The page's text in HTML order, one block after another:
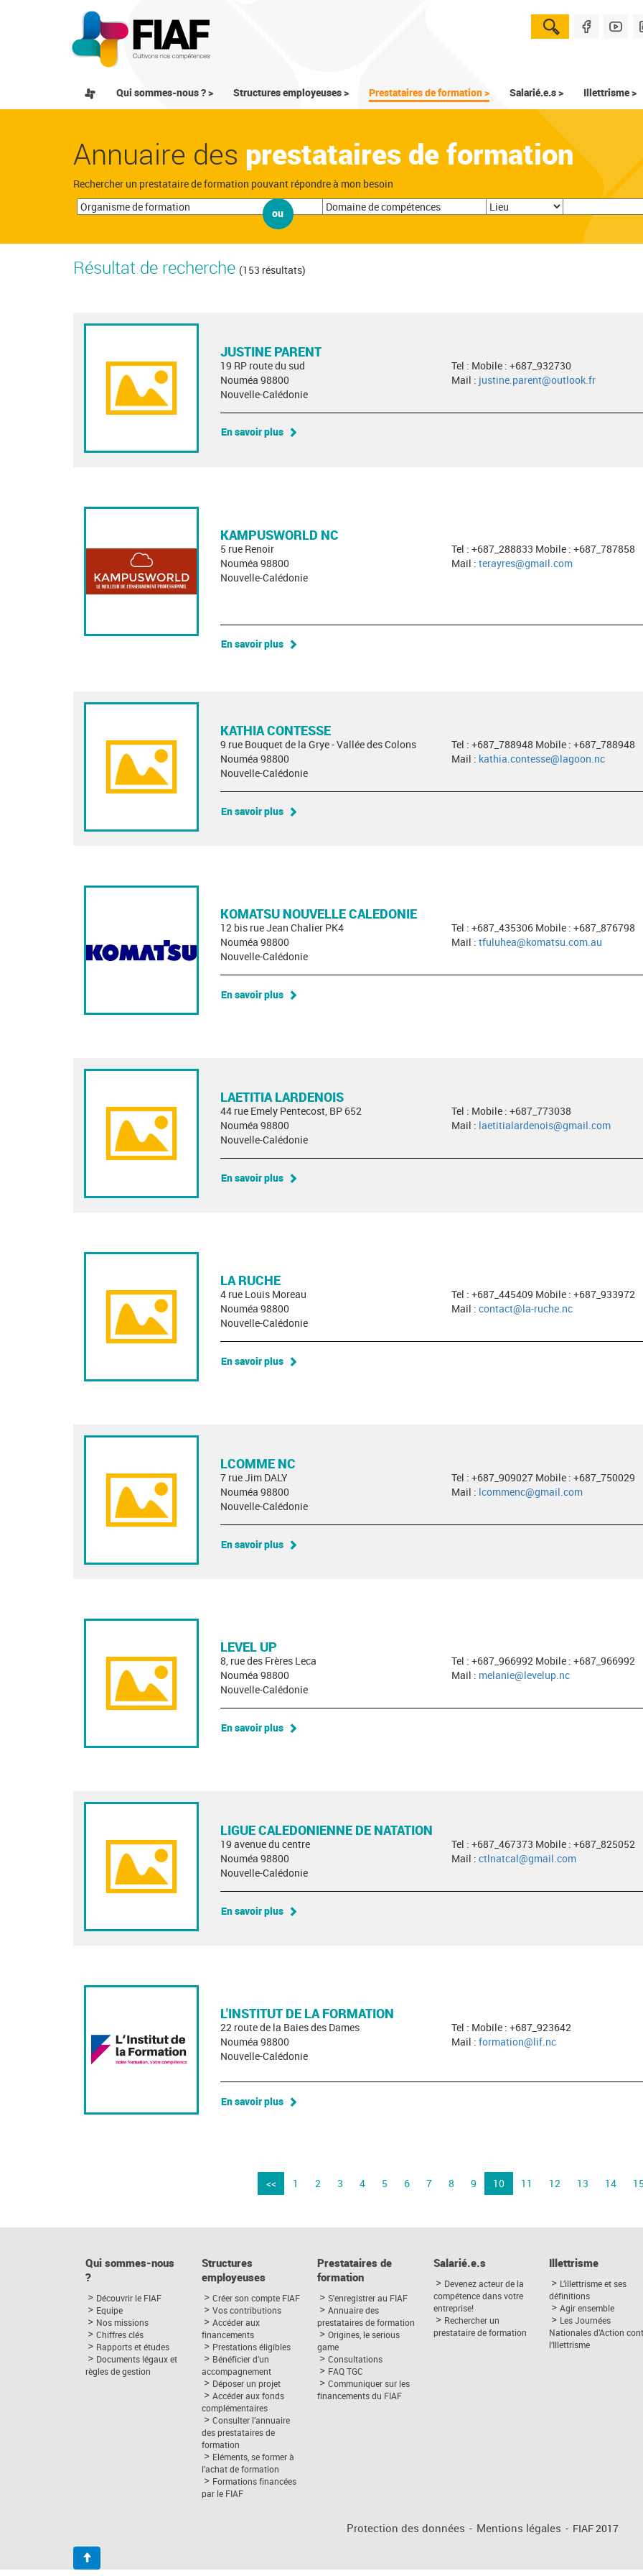
Qui sommes-nous ? > Structures employeuses > Prestataires de formation > Salarié.e.s > Illettrisme >
Annuaire des prestataires de formation
Rechercher un prestataire de formation pouvant répondre à mon besoin
ou
Résultat de recherche (153 résultats)
JUSTINE PARENT
19 RP route du sud
Nouméa 98800
Nouvelle-Calédonie
Tel : Mobile : +687_932730
Mail : justine.parent@outlook.fr
En savoir plus
KAMPUSWORLD NC
5 rue Renoir
Nouméa 98800
Nouvelle-Calédonie
Tel : +687_288833 Mobile : +687_787858
Mail : terayres@gmail.com
En savoir plus
KATHIA CONTESSE
9 rue Bouquet de la Grye - Vallée des Colons
Nouméa 98800
Nouvelle-Calédonie
Tel : +687_788948 Mobile : +687_788948
Mail : kathia.contesse@lagoon.nc
En savoir plus
KOMATSU NOUVELLE CALEDONIE
12 bis rue Jean Chalier PK4
Nouméa 98800
Nouvelle-Calédonie
Tel : +687_435306 Mobile : +687_876798
Mail : tfuluhea@komatsu.com.au
En savoir plus
LAETITIA LARDENOIS
44 rue Emely Pentecost, BP 652
Nouméa 98800
Nouvelle-Calédonie
Tel : Mobile : +687_773038
Mail : laetitialardenois@gmail.com
En savoir plus
LA RUCHE
4 rue Louis Moreau
Nouméa 98800
Nouvelle-Calédonie
Tel : +687_445409 Mobile : +687_933972
Mail : contact@la-ruche.nc
En savoir plus
LCOMME NC
7 rue Jim DALY
Nouméa 98800
Nouvelle-Calédonie
Tel : +687_909027 Mobile : +687_750029
Mail : lcommenc@gmail.com
En savoir plus
LEVEL UP
8, rue des Frères Leca
Nouméa 98800
Nouvelle-Calédonie
Tel : +687_966992 Mobile : +687_966992
Mail : melanie@levelup.nc
En savoir plus
LIGUE CALEDONIENNE DE NATATION
19 avenue du centre
Nouméa 98800
Nouvelle-Calédonie
Tel : +687_467373 Mobile : +687_825052
Mail : ctlnatcal@gmail.com
En savoir plus
L'INSTITUT DE LA FORMATION
22 route de la Baies des Dames
Nouméa 98800
Nouvelle-Calédonie
Tel : Mobile : +687_923642
Mail : formation@lif.nc
En savoir plus
<< 1 2 3 4 5 6 7 8 9 10 11 12 13 14 15
Qui sommes-nous
?
Découvrir le FIAF
Equipe
Nos missions
Chiffres clés
Rapports et études
Documents légaux et
règles de gestion
Structures
employeuses
Créer son compte FIAF
Vos contributions
Accéder aux
financements
Prestations éligibles
Bénéficier d’un
accompagnement
Déposer un projet
Accéder aux fonds
complémentaires
Consulter l’annuaire
des prestataires de
formation
Eléments, se former à
l’achat de formation
Formations financées
par le FIAF
Prestataires de
formation
S'enregistrer au FIAF
Annuaire des
prestataires de formation
Origines, le serious
game
Consultations
FAQ TGC
Communiquer sur les
financements du FIAF
Salarié.e.s
Devenez acteur de la
compétence dans votre
entreprise!
Rechercher un
prestataire de formation
Illettrisme
L’illettrisme et ses
définitions
Agir ensemble
Les Journées
Nationales d’Action
l’Illettrisme
Protection des données - Mentions légales - FIAF 2017